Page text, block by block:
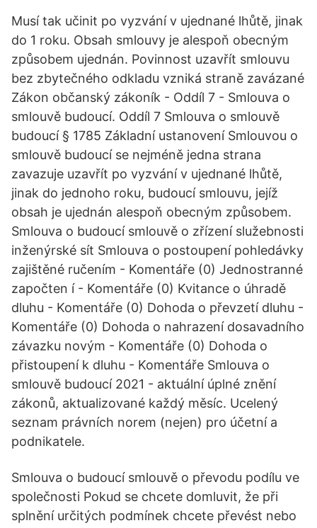
Musí tak učinit po vyzvání v ujednané lhůtě, jinak
do 1 roku. Obsah smlouvy je alespoň obecným
způsobem ujednán. Povinnost uzavřít smlouvu
bez zbytečného odkladu vzniká straně zavázané
Zákon občanský zákoník - Oddíl 7 - Smlouva o
smlouvě budoucí. Oddíl 7 Smlouva o smlouvě
budoucí § 1785 Základní ustanovení Smlouvou o
smlouvě budoucí se nejméně jedna strana
zavazuje uzavřít po vyzvání v ujednané lhůtě,
jinak do jednoho roku, budoucí smlouvu, jejíž
obsah je ujednán alespoň obecným způsobem.
Smlouva o budoucí smlouvě o zřízení služebnosti
inženýrské sít Smlouva o postoupení pohledávky
zajištěné ručením - Komentáře (0) Jednostranné
započten í - Komentáře (0) Kvitance o úhradě
dluhu - Komentáře (0) Dohoda o převzetí dluhu -
Komentáře (0) Dohoda o nahrazení dosavadního
závazku novým - Komentáře (0) Dohoda o
přistoupení k dluhu - Komentáře Smlouva o
smlouvě budoucí 2021 - aktuální úplné znění
zákonů, aktualizované každý měsíc. Ucelený
seznam právních norem (nejen) pro účetní a
podnikatele.
Smlouva o budoucí smlouvě o převodu podílu ve
společnosti Pokud se chcete domluvit, že při
splnění určitých podmínek chcete převést nebo